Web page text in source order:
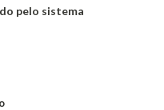
pelo sistema